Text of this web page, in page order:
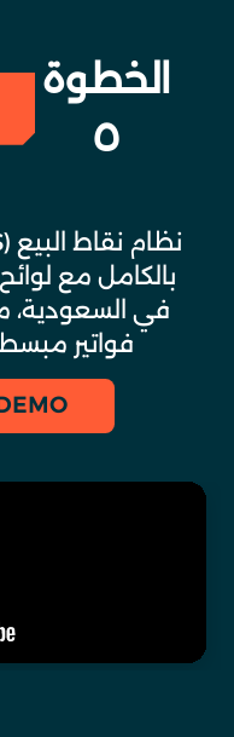
الخطوة
٥
بالكامل مع لوائح
في السعودية،
فواتير